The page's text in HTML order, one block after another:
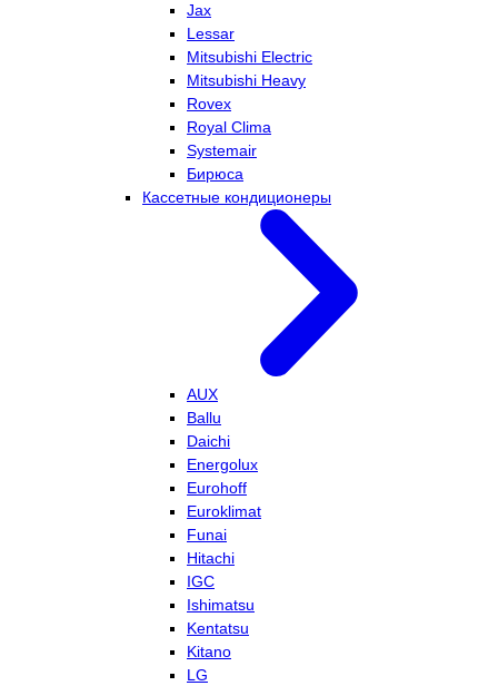
Jax
Lessar
Mitsubishi Electric
Mitsubishi Heavy
Rovex
Royal Clima
Systemair
Бирюса
Кассетные кондиционеры
AUX
Ballu
Daichi
Energolux
Eurohoff
Euroklimat
Funai
Hitachi
IGC
Ishimatsu
Kentatsu
Kitano
LG